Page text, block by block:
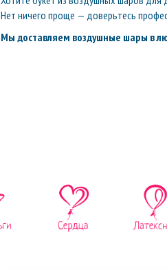
Нет ничего проще — доверьтесь
Мы доставляем воздушные шары в